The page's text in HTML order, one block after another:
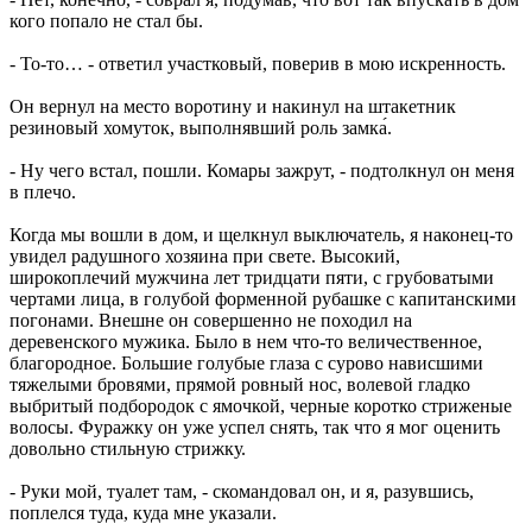
кого попало не стал бы.
- То-то… - ответил участковый, поверив в мою искренность.
Он вернул на место воротину и накинул на штакетник
резиновый хомуток, выполнявший роль замка́.
- Ну чего встал, пошли. Комары зажрут, - подтолкнул он меня
в плечо.
Когда мы вошли в дом, и щелкнул выключатель, я наконец-то
увидел радушного хозяина при свете. Высокий,
широкоплечий мужчина лет тридцати пяти, с грубоватыми
чертами лица, в голубой форменной рубашке с капитанскими
погонами. Внешне он совершенно не походил на
деревенского мужика. Было в нем что-то величественное,
благородное. Большие голубые глаза с сурово нависшими
тяжелыми бровями, прямой ровный нос, волевой гладко
выбритый подбородок с ямочкой, черные коротко стриженые
волосы. Фуражку он уже успел снять, так что я мог оценить
довольно стильную стрижку.
- Руки мой, туалет там, - скомандовал он, и я, разувшись,
поплелся туда, куда мне указали.